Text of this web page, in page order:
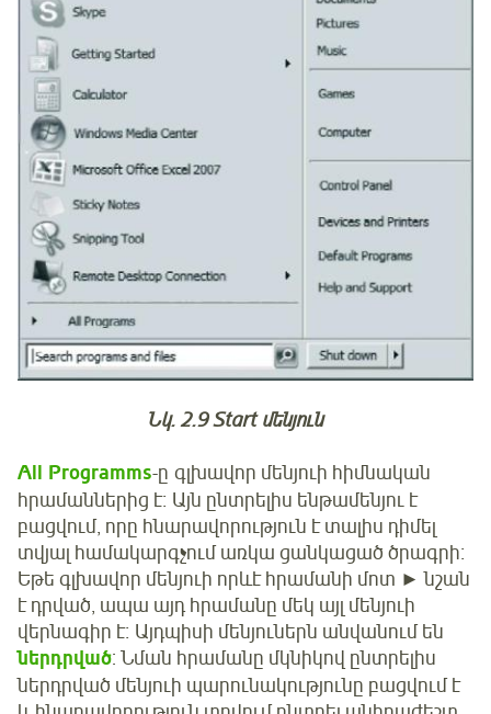
Նկ. 2.9 Start մենյուն
All Programms-ը գլխավոր մենյուի հիմնական
հրամաններից է։ Այն ընտրելիս ենթամենյու է
բացվում, որը հնարավորություն է տալիս դիմել
տվյալ համակարգչում առկա ցանկացած ծրագրի։
Եթե գլխավոր մենյուի որևէ հրամանի մոտ ► նշան
է դրված, ապա այդ հրամանը մեկ այլ մենյուի
վերնագիր է։ Այդպիսի մենյուներն անվանում են
ներդրված: Նման հրամանը մկնիկով ընտրելիս
ներդրված մենյուի պարունակությունը բացվում է